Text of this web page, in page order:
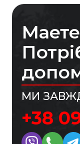
МИ
+38